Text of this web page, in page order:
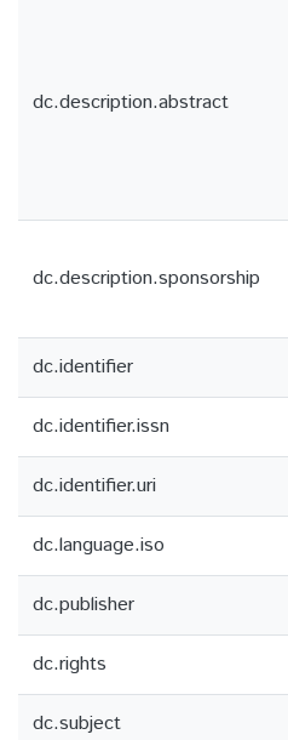
dc.description.abstract
dc.description.sponsorship
dc.identifier
dc.identifier.issn
dc.identifier.uri
dc.language.iso
dc.publisher
dc.rights
dc.subject